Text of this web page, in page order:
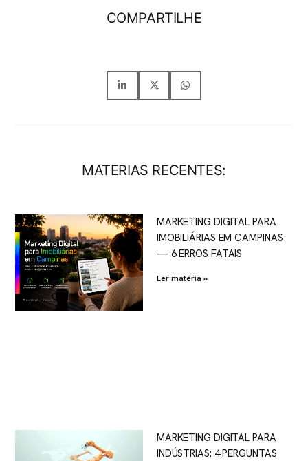
COMPARTILHE
MATERIAS RECENTES:
MARKETING DIGITAL PARA
IMOBILIÁRIAS EM CAMPINAS
— 6 ERROS FATAIS
Ler matéria »
MARKETING DIGITAL PARA
INDÚSTRIAS: 4 PERGUNTAS